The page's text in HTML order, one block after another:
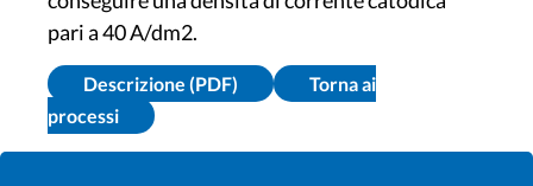
pari a 40 A/dm2.
Descrizione (PDF)
Torna ai
processi